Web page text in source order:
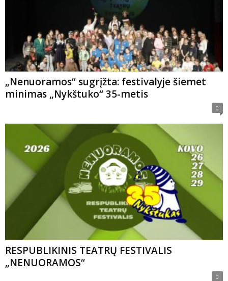
„Nenuoramos“ sugrįžta: festivalyje šiemet
minimas „Nykštuko“ 35-metis
0
RESPUBLIKINIS TEATRŲ FESTIVALIS
„NENUORAMOS“
0